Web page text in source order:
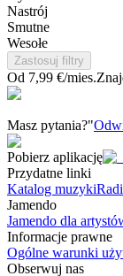
Nastrój
Smutne
Wesołe
Zastosuj filtry
Od 7,99 €/mies.
Masz pytania?"
Pobierz aplikację
Przydatne linki
Katalog muzyki
Jamendo
Jamendo dla
Informacje prawne
Ogólne warunki
Obserwuj nas